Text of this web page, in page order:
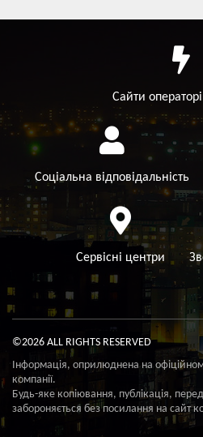
Сайти
Соціальна відповідальність
Сервісні центри
©2026 ALL RIGHTS RESERVED
Інформація, оприлюднена на
компанії.
Будь-яке копіювання, публікація,
забороняється без посилання на сайт